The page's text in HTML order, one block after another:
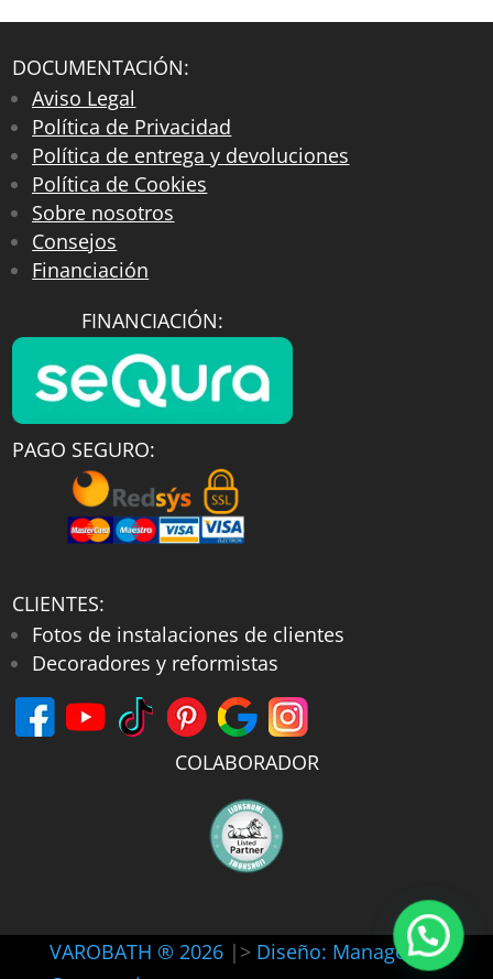
DOCUMENTACIÓN:
Aviso Legal
Política de Privacidad
Política de entrega y devoluciones
Política de Cookies
Sobre nosotros
Consejos
Financiación
FINANCIACIÓN:
PAGO SEGURO:
CLIENTES:
Fotos de instalaciones de clientes
Decoradores y reformistas
COLABORADOR
VAROBATH ® 2026 |> Diseño: Manager-